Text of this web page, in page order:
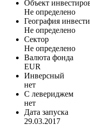
Объект
Не определено
География
Не определено
Сектор
Не определено
Валюта фонда
EUR
Инверсный
нет
С левериджем
нет
Дата запуска
29.03.2017